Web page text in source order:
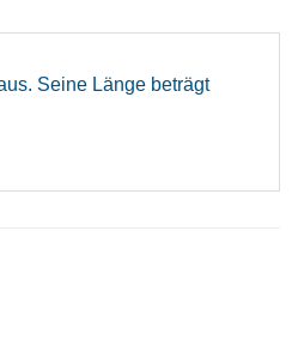
Seine Länge beträgt